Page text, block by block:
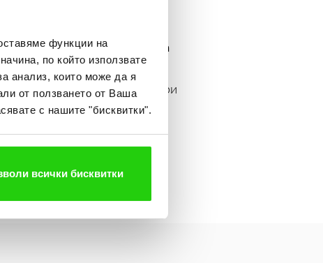
функции на
по който използвате
анализ, които може да я
от ползването от Ваша
с нашите "бисквитки".
всички бисквитки
като попълниформата за
юли 2025 г., когато на
да добавите още игри